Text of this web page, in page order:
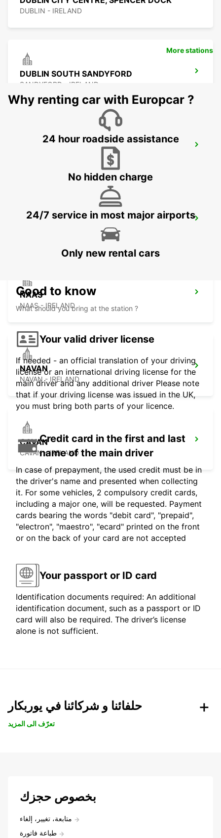
DUBLIN - IRELAND
DUBLIN SOUTH SANDYFORD
SANDYFORD - IRELAND
DROGHEDA
NAAS
NAAS - IRELAND
NAVAN
NAVAN - IRELAND
CAVAN
CAVAN - IRELAND
More stations
Why renting car with Europcar ?
24 hour roadside assistance
No hidden charge
24/7 service in most major airports
Only new rental cars
Good to know
What should you bring at the station ?
Your valid driver license
If needed - an official translation of your driving
license or an international driving license for the
main driver and any additional driver Please note
that if your driving license was issued in the UK,
you must bring both parts of your licence.
Credit card in the first and last
name of the main driver
In case of prepayment, the used credit must be in
the driver's name and presented when collecting
it. For some vehicles, 2 compulsory credit cards,
including a major one, will be requested. Payment
cards bearing the words "debit card", "prepaid",
"electron", "maestro", "ecard" printed on the front
or on the back of your card are not accepted
Your passport or ID card
Identification documents required: An additional
identification document, such as a passport or ID
card will also be required. The driver’s license
alone is not sufficient.
حلفائنا و شركائنا في يوربكار
تعرّف الى المزيد
بخصوص حجزك
متابعة، تغيير، إلغاء
طباعة فاتورة